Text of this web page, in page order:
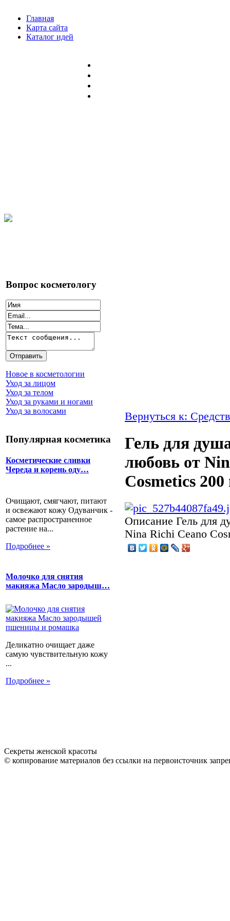
Главная
Карта сайта
Каталог идей
Вопрос косметологу
Новое в косметологии
Уход за лицом
Уход за телом
Уход за руками и ногами
Уход за волосами
Популярная косметика
Косметические сливки
Череда и корень оду…
Очищают, смягчают, питают
и освежают кожу Одуванчик -
самое распространенное
растение на...
Подробнее »
Молочко для снятия
макияжа Масло зародыш…
Деликатно очищает даже
самую чувствительную кожу
...
Подробнее »
Вернуться к:
Гель для
любовь от
Cosmetics
Описание Гель для
Nina Richi Ceano
Секреты женской красоты
© копирование материалов без ссылки на первоисточник